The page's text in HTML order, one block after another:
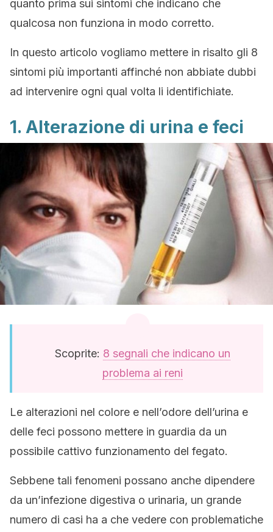
quanto prima sui sintomi che indicano che
qualcosa non funziona in modo corretto.
In questo articolo vogliamo mettere in risalto gli 8
sintomi più importanti affinché non abbiate dubbi
ad intervenire ogni qual volta li identifichiate.
1. Alterazione di urina e feci
Scoprite: 8 segnali che indicano un
problema ai reni
Le alterazioni nel colore e nell’odore dell’urina e
delle feci possono mettere in guardia da un
possibile cattivo funzionamento del fegato.
Sebbene tali fenomeni possano anche dipendere
da un’infezione digestiva o urinaria, un grande
numero di casi ha a che vedere con problematiche